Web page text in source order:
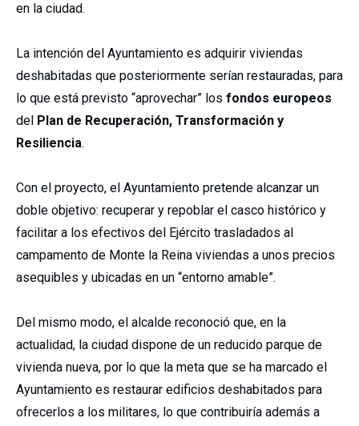
en la ciudad.
La intención del Ayuntamiento es adquirir viviendas
deshabitadas que posteriormente serían restauradas, para
lo que está previsto “aprovechar” los fondos europeos
del Plan de Recuperación, Transformación y
Resiliencia.
Con el proyecto, el Ayuntamiento pretende alcanzar un
doble objetivo: recuperar y repoblar el casco histórico y
facilitar a los efectivos del Ejército trasladados al
campamento de Monte la Reina viviendas a unos precios
asequibles y ubicadas en un “entorno amable”.
Del mismo modo, el alcalde reconoció que, en la
actualidad, la ciudad dispone de un reducido parque de
vivienda nueva, por lo que la meta que se ha marcado el
Ayuntamiento es restaurar edificios deshabitados para
ofrecerlos a los militares, lo que contribuiría además a